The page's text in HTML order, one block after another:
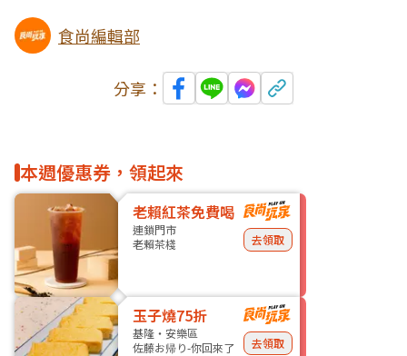
食尚編輯部
分享：
本週優惠券，領起來
老賴紅茶免費喝
連鎖門市
老賴茶棧
去領取
玉子燒75折
基隆・安樂區
佐藤お帰り-你回來了
去領取